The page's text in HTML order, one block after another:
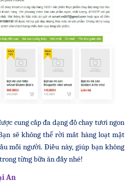
cung cấp đa dạng đồ chay tươi ngon
sẽ không thể rời mắt hàng loạt mặt
mỗi người. Điều này, giúp bạn không
từng bữa ăn đấy nhé!
An